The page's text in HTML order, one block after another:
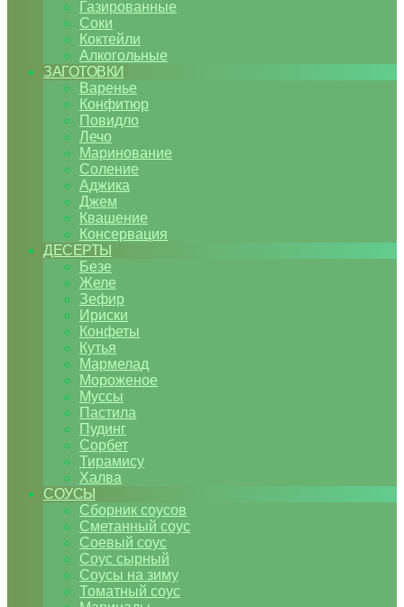
Газированные
Соки
Коктейли
Алкогольные
ЗАГОТОВКИ
Варенье
Конфитюр
Повидло
Лечо
Маринование
Соление
Аджика
Джем
Квашение
Консервация
ДЕСЕРТЫ
Безе
Желе
Зефир
Ириски
Конфеты
Кутья
Мармелад
Мороженое
Муссы
Пастила
Пудинг
Сорбет
Тирамису
Халва
СОУСЫ
Сборник соусов
Сметанный соус
Соевый соус
Соус сырный
Соусы на зиму
Томатный соус